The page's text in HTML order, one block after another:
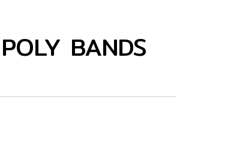
BANDS